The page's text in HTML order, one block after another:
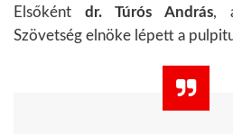
Elsőként dr. Túrós András,
Szövetség elnöke lépett a